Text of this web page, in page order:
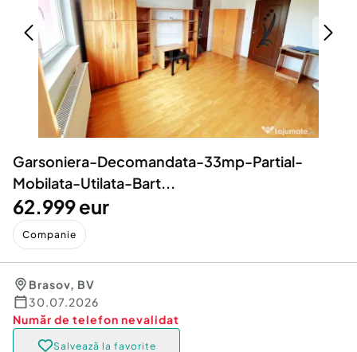
Servicii
Animale de companie
Afaceri și echipamente profesionale
Inchiriere Bunuri si Vehicule
Utilaje agricole si industriale
Piese auto si accesorii
Dacia Duster
Garsoniera-Decomandata-33mp-Partial-
Mobilata-Utilata-Bart...
62.999 eur
Companie
Brasov, BV
30.07.2026
Număr de telefon nevalidat
Salvează la favorite